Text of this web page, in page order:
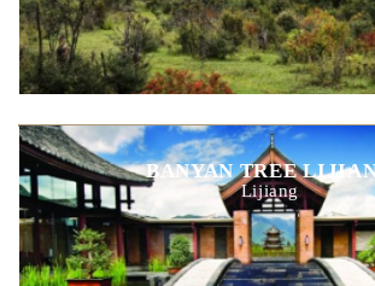
BANYAN TREE
Lijiang